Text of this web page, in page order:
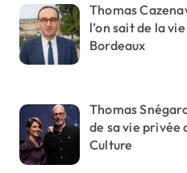
Thomas
l’on sait de la
Bordeaux
Thomas
de sa vie privée
Culture